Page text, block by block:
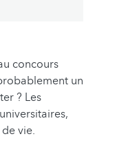
concours
un
? Les
vie.